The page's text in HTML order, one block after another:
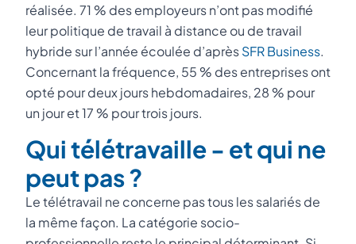
réalisée. 71 % des employeurs n’ont pas modifié
leur politique de travail à distance ou de travail
hybride sur l’année écoulée d’aprèsSFR Business.
Concernant la fréquence, 55 % des entreprises ont
opté pour deux jours hebdomadaires, 28 % pour
un jour et 17 % pour trois jours.
Qui télétravaille - et qui ne
peut pas ?
Le télétravail ne concerne pas tous les salariés de
la même façon. La catégorie socio-